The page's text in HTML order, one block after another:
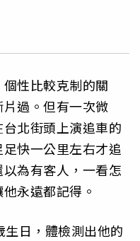
性比較克制的關
過。但有一次微
北街頭上演追車的
快一公里左右才追
為有客人，一看怎
永遠都記得。
日，體檢測出他的